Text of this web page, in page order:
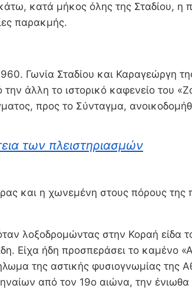
κατά μήκος όλης της Σταδίου,
παρακμής.
Γωνία Σταδίου και Καραγεώργη
την άλλη το ιστορικό καφενείο του
προς το Σύνταγμα,
των πλειστηριασμών
και η χωνεμένη στους πόρους της
λοξοδρομώντας στην Κοραή είδα
Είχα ήδη προσπεράσει το καμένο
της αστικής φυσιογνωμίας της
από τον 19ο αιώνα, την